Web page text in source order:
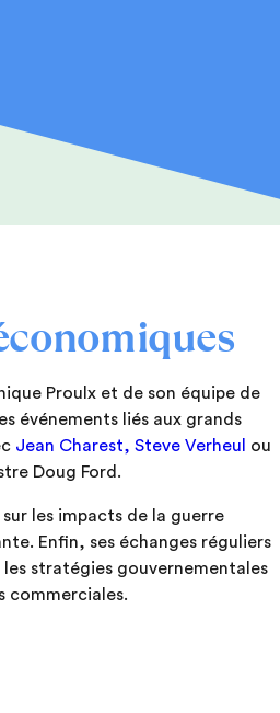
Proulx et de son équipe de
événements liés aux grands
Jean Charest, Steve Verheul
ou
Doug Ford.
les impacts de la guerre
Enfin, ses échanges réguliers
stratégies gouvernementales
commerciales.